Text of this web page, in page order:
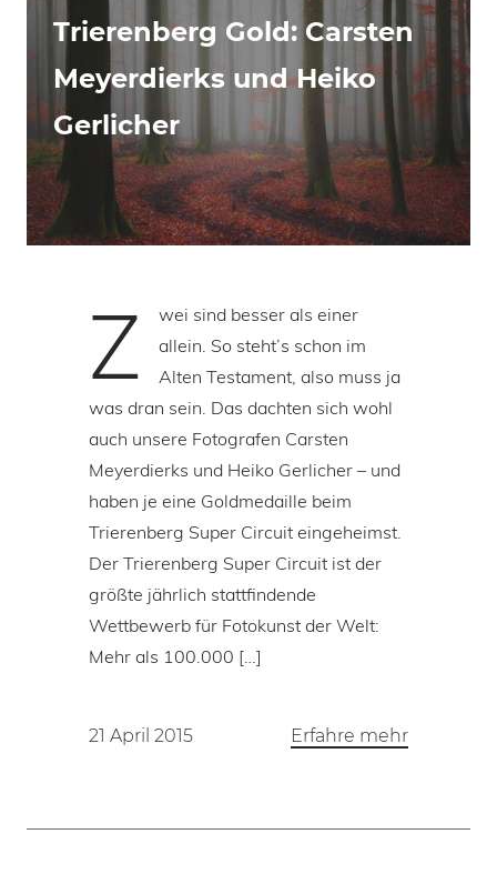
Trierenberg Gold: Carsten
Meyerdierks und Heiko
Gerlicher
Z
wei sind besser als einer
allein. So steht’s schon im
Alten Testament, also muss ja
was dran sein. Das dachten sich wohl
auch unsere Fotografen Carsten
Meyerdierks und Heiko Gerlicher – und
haben je eine Goldmedaille beim
Trierenberg Super Circuit eingeheimst.
Der Trierenberg Super Circuit ist der
größte jährlich stattfindende
Wettbewerb für Fotokunst der Welt:
Mehr als 100.000 […]
21 April 2015 Erfahre mehr